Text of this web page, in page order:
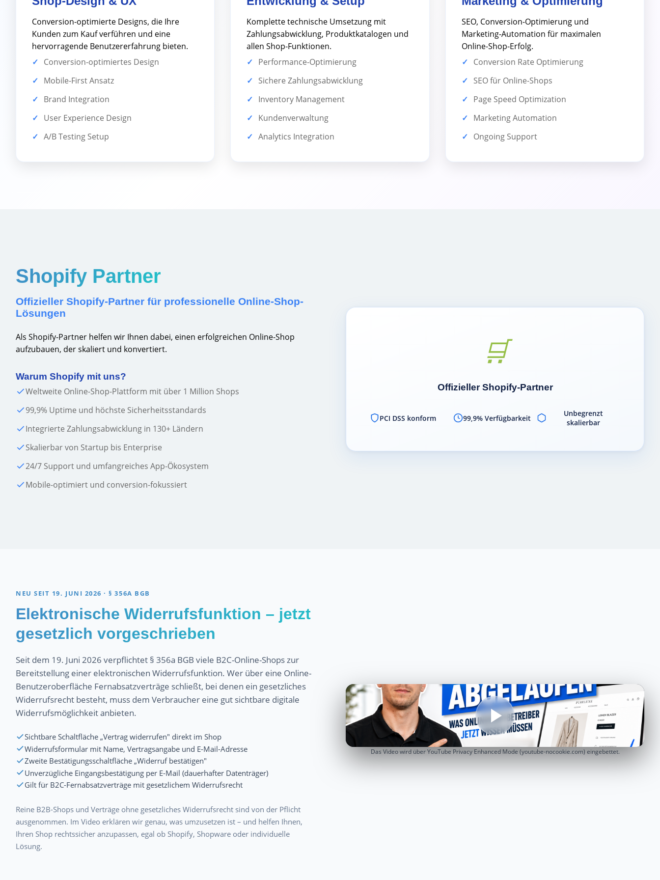
Conversion-optimierte Designs, die Ihre
Kunden zum Kauf verführen und eine
hervorragende Benutzererfahrung bieten.
Conversion-optimiertes Design
Mobile-First Ansatz
Brand Integration
User Experience Design
A/B Testing Setup
Komplette technische Umsetzung mit
Zahlungsabwicklung, Produktkatalogen und
allen Shop-Funktionen.
Performance-Optimierung
Sichere Zahlungsabwicklung
Inventory Management
Kundenverwaltung
Analytics Integration
SEO, Conversion-Optimierung und
Marketing-Automation für maximalen
Online-Shop-Erfolg.
Conversion Rate Optimierung
SEO für Online-Shops
Page Speed Optimization
Marketing Automation
Ongoing Support
Shopify Partner
Offizieller Shopify-Partner für professionelle Online-Shop-
Lösungen
Als Shopify-Partner helfen wir Ihnen dabei, einen erfolgreichen Online-Shop
aufzubauen, der skaliert und konvertiert.
Warum Shopify mit uns?
Weltweite Online-Shop-Plattform mit über 1 Million Shops
99,9% Uptime und höchste Sicherheitsstandards
Integrierte Zahlungsabwicklung in 130+ Ländern
Skalierbar von Startup bis Enterprise
24/7 Support und umfangreiches App-Ökosystem
Mobile-optimiert und conversion-fokussiert
🛒
Offizieller Shopify-Partner
PCI DSS konform 99,9% Verfügbarkeit
Unbegrenzt
skalierbar
NEU SEIT 19. JUNI 2026 · § 356A BGB
Elektronische Widerrufsfunktion – jetzt
gesetzlich vorgeschrieben
Seit dem 19. Juni 2026 verpflichtet § 356a BGB viele B2C-Online-Shops zur
Bereitstellung einer elektronischen Widerrufsfunktion. Wer über eine Online-
Benutzeroberfläche Fernabsatzverträge schließt, bei denen ein gesetzliches
Widerrufsrecht besteht, muss dem Verbraucher eine gut sichtbare digitale
Widerrufsmöglichkeit anbieten.
Sichtbare Schaltfläche „Vertrag widerrufen" direkt im Shop
Widerrufsformular mit Name, Vertragsangabe und E-Mail-Adresse
Zweite Bestätigungsschaltfläche „Widerruf bestätigen"
Unverzügliche Eingangsbestätigung per E-Mail (dauerhafter Datenträger)
Gilt für B2C-Fernabsatzverträge mit gesetzlichem Widerrufsrecht
Reine B2B-Shops und Verträge ohne gesetzliches Widerrufsrecht sind von der Pflicht
ausgenommen. Im Video erklären wir genau, was umzusetzen ist – und helfen Ihnen,
Ihren Shop rechtssicher anzupassen, egal ob Shopify, Shopware oder individuelle
Lösung.
Das Video wird über YouTube Privacy Enhanced Mode (youtube-nocookie.com) eingebettet.